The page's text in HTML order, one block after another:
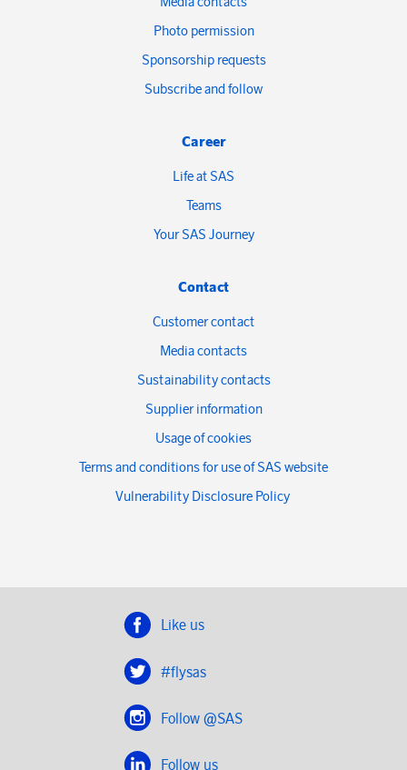
Photo permission
Sponsorship requests
Subscribe and follow
Career
Life at SAS
Teams
Your SAS Journey
Contact
Customer contact
Media contacts
Sustainability contacts
Supplier information
Usage of cookies
Terms and conditions for use of SAS website
Vulnerability Disclosure Policy
Like us
#flysas
Follow @SAS
Follow us